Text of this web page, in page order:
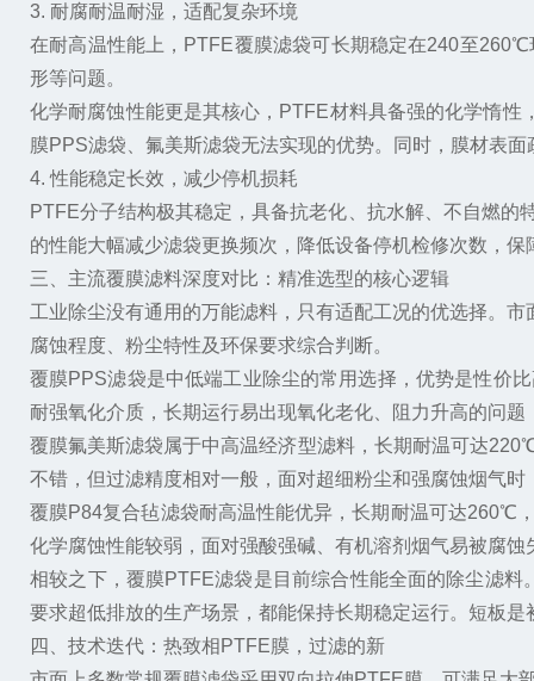
3. 耐腐耐温耐湿，适配复杂环境
在耐高温性能上，PTFE覆膜滤袋可长期稳定在240至
形等问题。
化学耐腐蚀性能更是其核心，PTFE材料具备强的化学惰
膜PPS滤袋、氟美斯滤袋无法实现的优势。同时，膜材表
4. 性能稳定长效，减少停机损耗
PTFE分子结构极其稳定，具备抗老化、抗水解、不自燃
的性能大幅减少滤袋更换频次，降低设备停机检修次数，
三、主流覆膜滤料深度对比：精准选型的核心逻辑
工业除尘没有通用的万能滤料，只有适配工况的优选择。
腐蚀程度、粉尘特性及环保要求综合判断。
覆膜PPS滤袋是中低端工业除尘的常用选择，优势是性价
耐强氧化介质，长期运行易出现氧化老化、阻力升高的问
覆膜氟美斯滤袋属于中高温经济型滤料，长期耐温可达
不错，但过滤精度相对一般，面对超细粉尘和强腐蚀烟气
覆膜P84复合毡滤袋耐高温性能优异，长期耐温可达260℃
化学腐蚀性能较弱，面对强酸强碱、有机溶剂烟气易被腐
相较之下，覆膜PTFE滤袋是目前综合性能全面的除尘滤
要求超低排放的生产场景，都能保持长期稳定运行。短板
四、技术迭代：热致相PTFE膜，过滤的新